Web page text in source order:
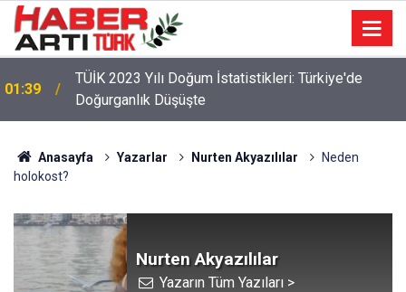
22:47 16 Maddelik Maden Kanunu Teklif Kabul Edildi
Anasayfa Yazarlar Nurten Akyazılılar
Neden
holokost?
Nurten Akyazılılar
Yazarın Tüm Yazıları >